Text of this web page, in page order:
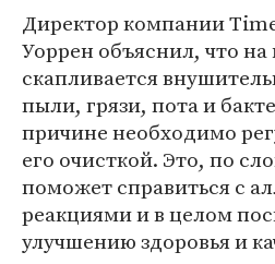
Директор компании
Уоррен объяснил, что на
скапливается
пыли, грязи, пота и
причине необходимо
его очисткой. Это, по
поможет справиться с
реакциями и в целом
улучшению здоровья и